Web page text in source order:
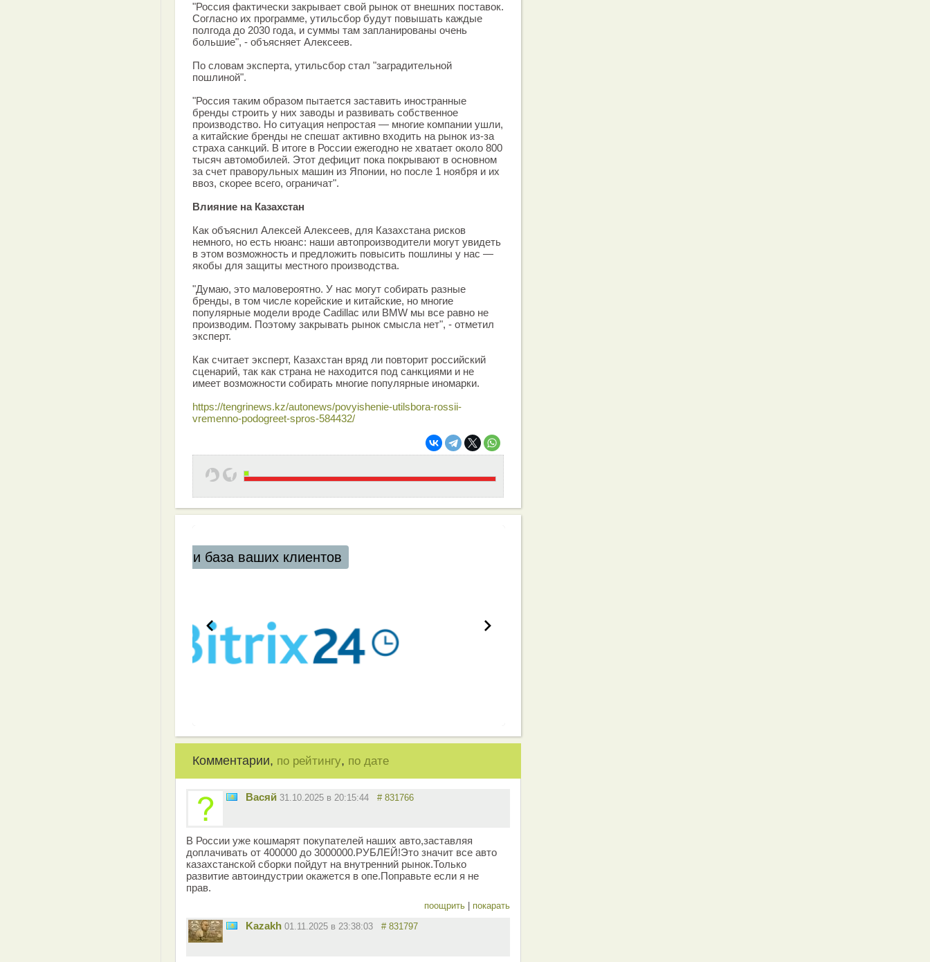
"Россия фактически закрывает свой рынок от внешних поставок.
Согласно их программе, утильсбор будут повышать каждые
полгода до 2030 года, и суммы там запланированы очень
большие", - объясняет Алексеев.
По словам эксперта, утильсбор стал "заградительной
пошлиной".
"Россия таким образом пытается заставить иностранные
бренды строить у них заводы и развивать собственное
производство. Но ситуация непростая — многие компании ушли,
а китайские бренды не спешат активно входить на рынок из-за
страха санкций. В итоге в России ежегодно не хватает около 800
тысяч автомобилей. Этот дефицит пока покрывают в основном
за счет праворульных машин из Японии, но после 1 ноября и их
ввоз, скорее всего, ограничат".
Влияние на Казахстан
Как объяснил Алексей Алексеев, для Казахстана рисков
немного, но есть нюанс: наши автопроизводители могут увидеть
в этом возможность и предложить повысить пошлины у нас —
якобы для защиты местного производства.
"Думаю, это маловероятно. У нас могут собирать разные
бренды, в том числе корейские и китайские, но многие
популярные модели вроде Cadillac или BMW мы все равно не
производим. Поэтому закрывать рынок смысла нет", - отметил
эксперт.
Как считает эксперт, Казахстан вряд ли повторит российский
сценарий, так как страна не находится под санкциями и не
имеет возможности собирать многие популярные иномарки.
https://tengrinews.kz/autonews/povyishenie-utilsbora-rossii-
vremenno-podogreet-spros-584432/
Эффективная работа вашей команды
Комментарии, по рейтингу, по дате
Васяй 31.10.2025 в 20:15:44 # 831766
В России уже кошмарят покупателей наших авто,заставляя
доплачивать от 400000 до 3000000.РУБЛЕЙ!Это значит все авто
казахстанской сборки пойдут на внутренний рынок.Только
развитие автоиндустрии окажется в опе.Поправьте если я не
прав.
поощрить покарать
Kazakh 01.11.2025 в 23:38:03 # 831797